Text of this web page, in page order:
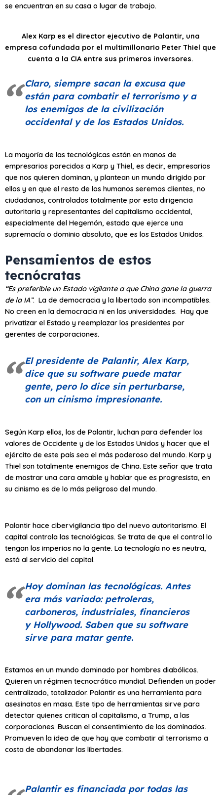
se encuentran en su casa o lugar de trabajo.
Alex Karp es el director ejecutivo de Palantir, una
empresa cofundada por el multimillonario Peter Thiel que
cuenta a la CIA entre sus primeros inversores.
Claro, siempre sacan la excusa que
están para combatir el terrorismo y a
los enemigos de la civilización
occidental y de los Estados Unidos.
La mayoría de las tecnológicas están en manos de
empresarios parecidos a Karp y Thiel, es decir, empresarios
que nos quieren dominan, y plantean un mundo dirigido por
ellos y en que el resto de los humanos seremos clientes, no
ciudadanos, controlados totalmente por esta dirigencia
autoritaria y representantes del capitalismo occidental,
especialmente del Hegemón, estado que ejerce una
supremacía o dominio absoluto, que es los Estados Unidos.
Pensamientos de estos
tecnócratas
“Es preferible un Estado vigilante a que China gane la guerra
de la IA”. La de democracia y la libertado son incompatibles.
No creen en la democracia ni en las universidades. Hay que
privatizar el Estado y reemplazar los presidentes por
gerentes de corporaciones.
El presidente de Palantir, Alex Karp,
dice que su software puede matar
gente, pero lo dice sin perturbarse,
con un cinismo impresionante.
Según Karp ellos, los de Palantir, luchan para defender los
valores de Occidente y de los Estados Unidos y hacer que el
ejército de este país sea el más poderoso del mundo. Karp y
Thiel son totalmente enemigos de China. Este señor que trata
de mostrar una cara amable y hablar que es progresista, en
su cinismo es de lo más peligroso del mundo.
Palantir hace cibervigilancia tipo del nuevo autoritarismo. El
capital controla las tecnológicas. Se trata de que el control lo
tengan los imperios no la gente. La tecnología no es neutra,
está al servicio del capital.
Hoy dominan las tecnológicas. Antes
era más variado: petroleras,
carboneros, industriales, financieros
y Hollywood. Saben que su software
sirve para matar gente.
Estamos en un mundo dominado por hombres diabólicos.
Quieren un régimen tecnocrático mundial. Defienden un poder
centralizado, totalizador. Palantir es una herramienta para
asesinatos en masa. Este tipo de herramientas sirve para
detectar quienes critican al capitalismo, a Trump, a las
corporaciones. Buscan el consentimiento de los dominados.
Promueven la idea de que hay que combatir al terrorismo a
costa de abandonar las libertades.
Palantir es financiada por todas las